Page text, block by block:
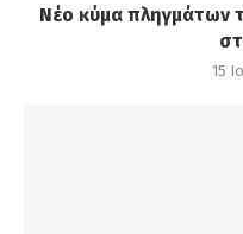
Νέο κύμα πληγμάτων
15